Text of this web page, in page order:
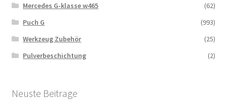
Mercedes G-klasse w465
(62)
Puch G
(993)
Werkzeug Zubehör
(25)
Pulverbeschichtung
(2)
Neuste Beitrage